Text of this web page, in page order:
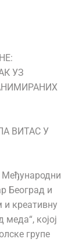
УЗ
ВИТАС У
Међународни
Београд и
и креативну
којој
групе